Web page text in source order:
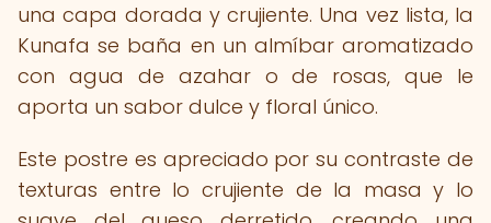
una capa dorada y crujiente. Una vez lista, la
Kunafa se baña en un almíbar aromatizado
con agua de azahar o de rosas, que le
aporta un sabor dulce y floral único.
Este postre es apreciado por su contraste de
texturas entre lo crujiente de la masa y lo